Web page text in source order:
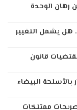
رهان الوحدة
هل يشمل التغيير
قانون
البيضاء
ممتلكات